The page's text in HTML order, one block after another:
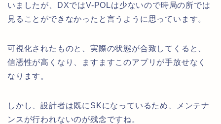
いましたが、DXではV-POLは少ないので時局の所では
見ることができなかったと言うように思っています。
可視化されたものと、実際の状態が合致してくると、
信憑性が高くなり、ますますこのアプリが手放せなく
なります。
しかし、設計者は既にSKになっているため、メンテナ
ンスが行われないのが残念ですね。